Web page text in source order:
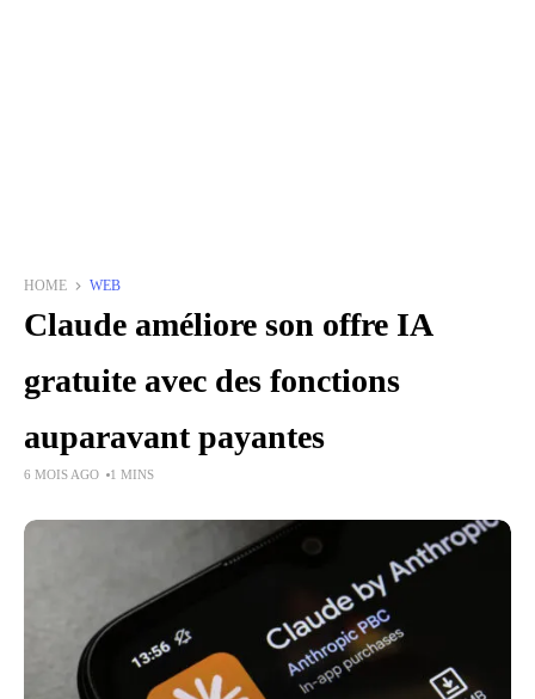
HOME WEB
Claude améliore son offre IA
gratuite avec des fonctions
auparavant payantes
6 MOIS AGO 1 MINS